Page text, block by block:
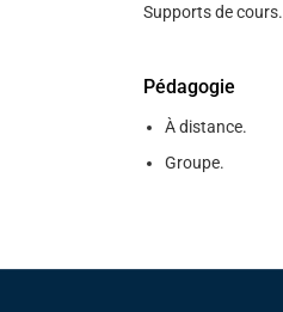
Supports de cours.
Pédagogie
À distance.
Groupe.